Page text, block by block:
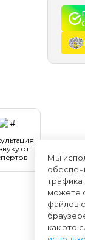
от
Мы
трафика
можете
файлов
как это